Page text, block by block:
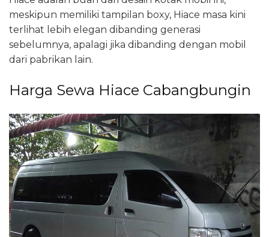
meskipun memiliki tampilan boxy, Hiace masa kini
terlihat lebih elegan dibanding generasi
sebelumnya, apalagi jika dibanding dengan mobil
dari pabrikan lain.
Harga Sewa Hiace Cabangbungin